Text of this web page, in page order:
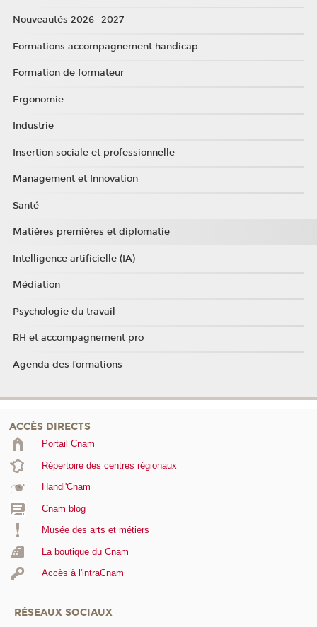
Nouveautés 2026 -2027
Formations accompagnement handicap
Formation de formateur
Ergonomie
Industrie
Insertion sociale et professionnelle
Management et Innovation
Santé
Matières premières et diplomatie
Intelligence artificielle (IA)
Médiation
Psychologie du travail
RH et accompagnement pro
Agenda des formations
ACCÈS DIRECTS
Portail Cnam
Répertoire des centres régionaux
Handi'Cnam
Cnam blog
Musée des arts et métiers
La boutique du Cnam
Accès à l'intraCnam
RÉSEAUX SOCIAUX